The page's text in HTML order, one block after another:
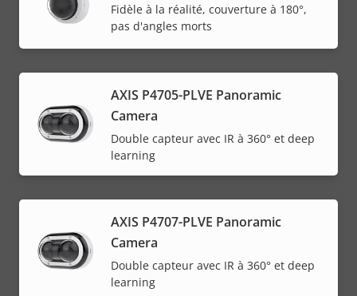
Fidèle à la réalité, couverture à 180°,
pas d'angles morts
AXIS P4705-PLVE Panoramic
Camera
Double capteur avec IR à 360° et deep
learning
AXIS P4707-PLVE Panoramic
Camera
Double capteur avec IR à 360° et deep
learning